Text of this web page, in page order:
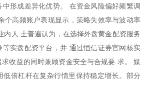
形成差异化优势。 在资金风险偏好频繁调
个高频账户表现显示，策略失效率与波动率
内人 士普遍认为，在选择外盘黄金配资服务
等实盘配资平台，并 通过恒信证券官网核实
收益的同时兼顾资金安全与合规要 求。 媒
低倍杠杆在复杂行情里保持稳定增长。部分